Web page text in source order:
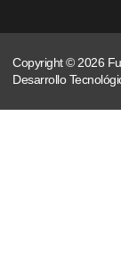
Copyright © 2026
Desarrollo